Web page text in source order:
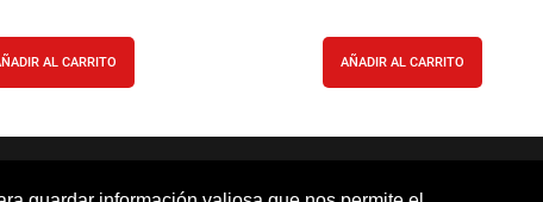
AL CARRITO AÑADIR AL CARRITO